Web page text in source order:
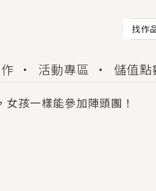
找作
活動專區 儲值點
孩一樣能參加陣頭團！
源、專屬服務與獨享福利！
？》追妻火葬場！前夫失
、互相愛慕的兩位少女，